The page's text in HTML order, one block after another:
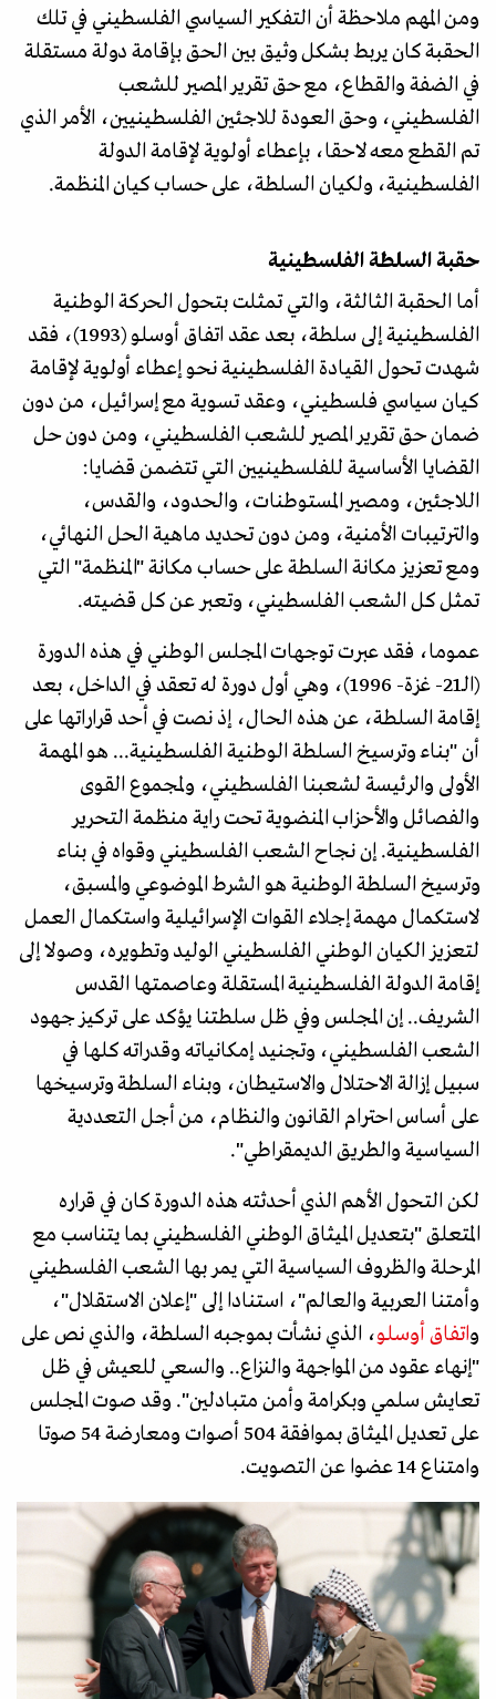
ومن المهم ملاحظة أن التفكير السياسي الفلسطيني في تلك
الحقبة كان يربط بشكل وثيق بين الحق بإقامة دولة مستقلة
في الضفة والقطاع، مع حق تقرير المصير للشعب
الفلسطيني، وحق العودة للاجئين الفلسطينيين، الأمر الذي
تم القطع معه لاحقا، بإعطاء أولوية لإقامة الدولة
الفلسطينية، ولكيان السلطة، على حساب كيان المنظمة.
حقبة السلطة الفلسطينية
أما الحقبة الثالثة، والتي تمثلت بتحول الحركة الوطنية
الفلسطينية إلى سلطة، بعد عقد اتفاق أوسلو (1993)، فقد
شهدت تحول القيادة الفلسطينية نحو إعطاء أولوية لإقامة
كيان سياسي فلسطيني، وعقد تسوية مع إسرائيل، من دون
ضمان حق تقرير المصير للشعب الفلسطيني، ومن دون حل
القضايا الأساسية للفلسطينيين التي تتضمن قضايا:
اللاجئين، ومصير المستوطنات، والحدود، والقدس،
والترتيبات الأمنية، ومن دون تحديد ماهية الحل النهائي،
ومع تعزيز مكانة السلطة على حساب مكانة "المنظمة" التي
تمثل كل الشعب الفلسطيني، وتعبر عن كل قضيته.
عموما، فقد عبرت توجهات المجلس الوطني في هذه الدورة
(الـ21- غزة- 1996)، وهي أول دورة له تعقد في الداخل، بعد
إقامة السلطة، عن هذه الحال، إذ نصت في أحد قراراتها على
أن "بناء وترسيخ السلطة الوطنية الفلسطينية... هو المهمة
الأولى والرئيسة لشعبنا الفلسطيني، ولمجموع القوى
والفصائل والأحزاب المنضوية تحت راية منظمة التحرير
الفلسطينية. إن نجاح الشعب الفلسطيني وقواه في بناء
وترسيخ السلطة الوطنية هو الشرط الموضوعي والمسبق،
لاستكمال مهمة إجلاء القوات الإسرائيلية واستكمال العمل
لتعزيز الكيان الوطني الفلسطيني الوليد وتطويره، وصولا إلى
إقامة الدولة الفلسطينية المستقلة وعاصمتها القدس
الشريف.. إن المجلس وفي ظل سلطتنا يؤكد على تركيز جهود
الشعب الفلسطيني، وتجنيد إمكانياته وقدراته كلها في
سبيل إزالة الاحتلال والاستيطان، وبناء السلطة وترسيخها
على أساس احترام القانون والنظام، من أجل التعددية
السياسية والطريق الديمقراطي".
لكن التحول الأهم الذي أحدثته هذه الدورة كان في قراره
المتعلق "بتعديل الميثاق الوطني الفلسطيني بما يتناسب مع
المرحلة والظروف السياسية التي يمر بها الشعب الفلسطيني
وأمتنا العربية والعالم"، استنادا إلى "إعلان الاستقلال"،
واتفاق أوسلو، الذي نشأت بموجبه السلطة، والذي نص على
"إنهاء عقود من المواجهة والنزاع.. والسعي للعيش في ظل
تعايش سلمي وبكرامة وأمن متبادلين". وقد صوت المجلس
على تعديل الميثاق بموافقة 504 أصوات ومعارضة 54 صوتا
وامتناع 14 عضوا عن التصويت.